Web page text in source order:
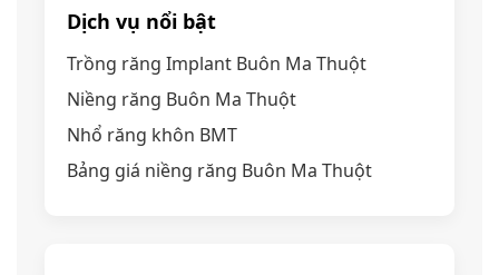
Dịch vụ nổi bật
Trồng răng Implant Buôn Ma Thuột
Niềng răng Buôn Ma Thuột
Nhổ răng khôn BMT
Bảng giá niềng răng Buôn Ma Thuột